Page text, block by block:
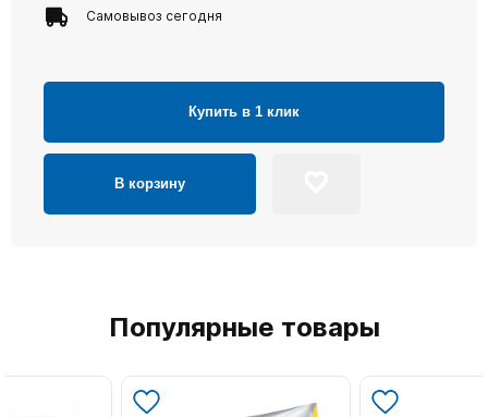
Самовывоз сегодня
Купить в 1 клик
В корзину
Популярные товары